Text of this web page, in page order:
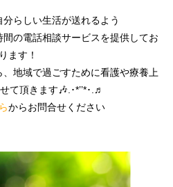
らしい生活が送れるよう
の電話相談サービスを提供してお
ります！
地域で過ごすために看護や療養上
て頂きます🎶.･*’’*･.♬
からお問合せください